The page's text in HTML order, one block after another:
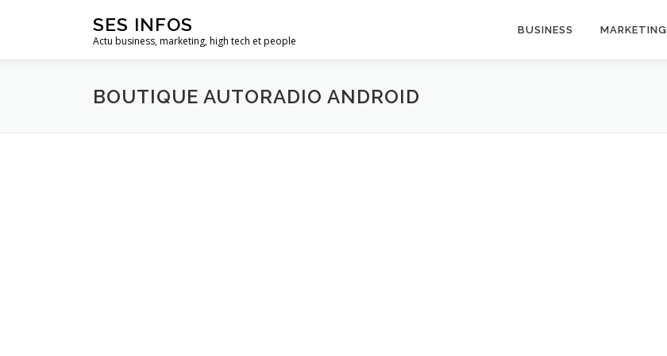
SES INFOS
Actu business, marketing, high tech et people
BUSINESS MARKETING
BOUTIQUE AUTORADIO ANDROID